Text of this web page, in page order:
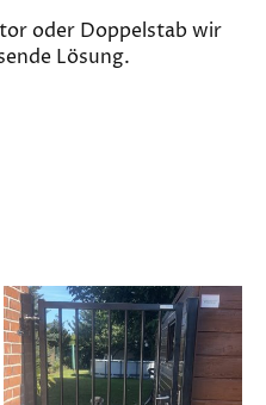
oder Doppelstab wir
Lösung.